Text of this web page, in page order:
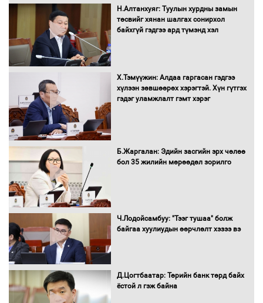
С.Амарсайхан: Иргэдийг хохироосон
ААН-ийн нуугтмал хөрөнгийг
битүүмжлэнэ
Н.Номтойбаяр: Аймгуудад тулгамдаж
буй асуудлуудыг Засгийн газрын
хуралдаанд танилцуулж,
эрэгтэйчүүдийн волейболын тэмцээнд
оролцож байгаа баг тамирчдад
Автобензин, дизель түлшний онцгой
Н.Алтанхуяг: Туулын хурдны замын
төсвийг хянан шалгах сонирхол
байхгүй гэдгээ ард түмэнд хэл
Х.Тэмүүжин: Алдаа гаргасан гэдгээ
хүлээн зөвшөөрөх хэрэгтэй. Хүн гүтгэх
гэдэг уламжлалт гэмт хэрэг
Б.Жаргалан: Эдийн засгийн эрх чөлөө
бол 35 жилийн мөрөөдөл зорилго
Ч.Лодойсамбуу: "Тээг тушаа" болж
байгаа хуулиудын өөрчлөлт хэзээ вэ
Д.Цогтбаатар: Төрийн банк төрд байх
ёстой л гэж байна